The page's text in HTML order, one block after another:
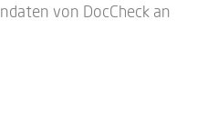
von DocCheck an